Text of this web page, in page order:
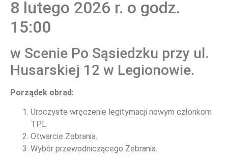
8 lutego 2026 r. o godz.
15:00
w Scenie Po Sąsiedzku przy ul.
Husarskiej 12 w Legionowie.
Porządek obrad:
Uroczyste wręczenie legitymacji nowym członkom
TPL
Otwarcie Zebrania.
Wybór przewodniczącego Zebrania.